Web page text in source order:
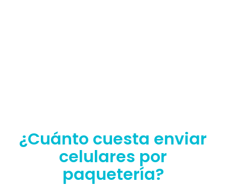
¿Cuánto cuesta enviar
celulares por
paquetería?